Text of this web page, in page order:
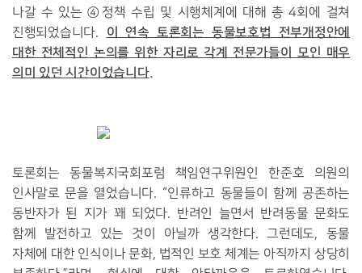
나갈 수 있는④ 정책 수립 및 시행체계에 대해 총4회에 걸쳐
진행되었습니다. 이 연속 토론회는 동물보호법 전부개정안에
대한 전체적인 논의를 위한 자리로 각계 전문가들이 모인 매우
의미 있던 시간이었습니다.
토론회는 동물복지국회포럼 책임연구위원인 한준호 의원의
인사말로 문을 열었습니다. “인류하고 동물들이 함께 공존하는
동반자가 된 지가 꽤 되었다. 반려인 늘면서 반려동물 문화도
함께 발전하고 있는 것이 아닐까 생각한다.그런데도, 동물
자체에 대한 인식이나 문화, 법적인 보호 체계는 아직까지 상당히